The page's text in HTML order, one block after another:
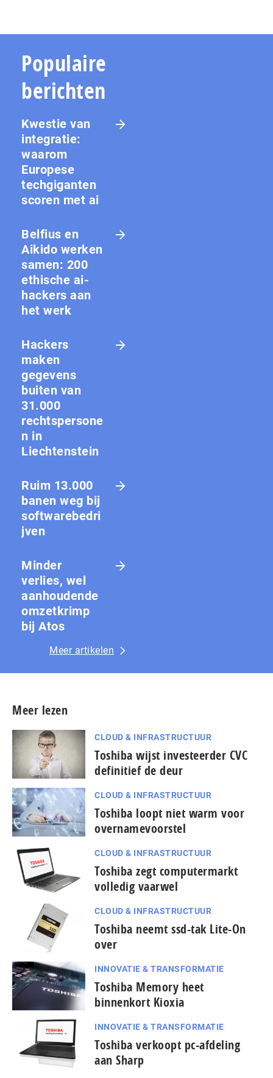
Populaire
berichten
Kwestie van
integratie:
waarom
Europese
techgiganten
scoren met ai
Belfius en
Aikido werken
samen: 200
ethische ai-
hackers aan
het werk
Hackers
maken
gegevens
buiten van
31.000
rechtspersone
n in
Liechtenstein
Ruim 13.000
banen weg bij
softwarebedri
jven
Minder
verlies, wel
aanhoudende
omzetkrimp
bij Atos
Meer artikelen
Meer lezen
CLOUD & INFRASTRUCTUUR
Toshiba wijst investeerder CVC
definitief de deur
CLOUD & INFRASTRUCTUUR
Toshiba loopt niet warm voor
overnamevoorstel
CLOUD & INFRASTRUCTUUR
Toshiba zegt computermarkt
volledig vaarwel
CLOUD & INFRASTRUCTUUR
Toshiba neemt ssd-tak Lite-On
over
INNOVATIE & TRANSFORMATIE
Toshiba Memory heet
binnenkort Kioxia
INNOVATIE & TRANSFORMATIE
Toshiba verkoopt pc-afdeling
aan Sharp